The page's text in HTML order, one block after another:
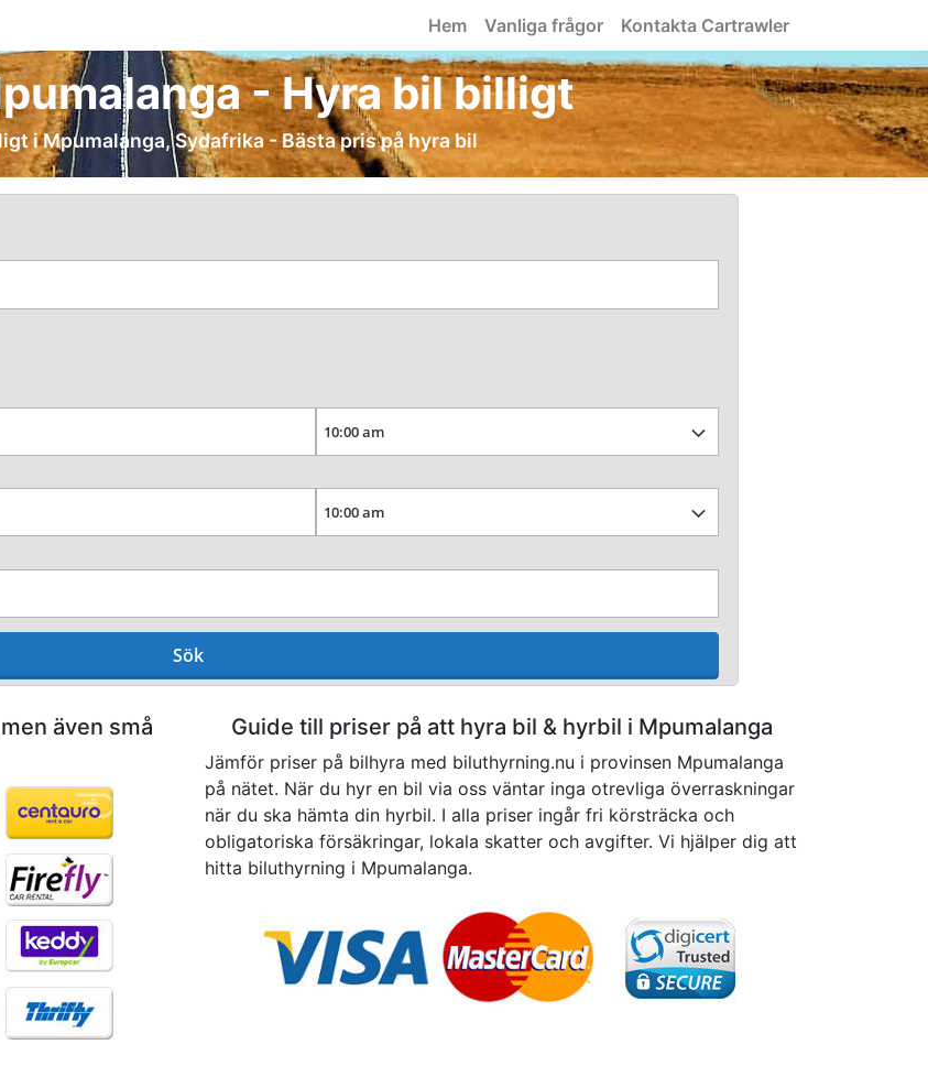
Hem Vanliga frågor Kontakta Cartrawler
- Hyra bil billigt
i Mpumalanga, Sydafrika - Bästa pris på hyra bil
Sök
även små
Guide till priser på att hyra bil & hyrbil i Mpumalanga
Jämför priser på bilhyra med biluthyrning.nu i provinsen Mpumalanga
på nätet. När du hyr en bil via oss väntar inga otrevliga överraskningar
när du ska hämta din hyrbil. I alla priser ingår fri körsträcka och
obligatoriska försäkringar, lokala skatter och avgifter. Vi hjälper dig att
hitta biluthyrning i Mpumalanga.